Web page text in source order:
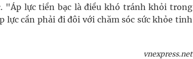
"Áp lực tiền bạc là điều khó tránh khỏi trong
lực cần phải đi đôi với chăm sóc sức khỏe tinh
vnexpress.net